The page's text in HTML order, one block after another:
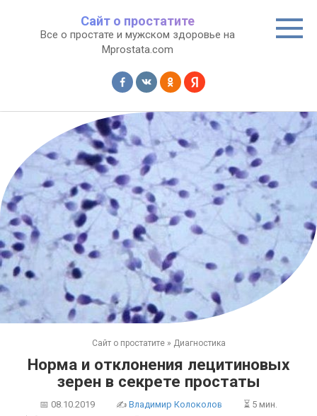
контенту
Сайт о простатите
Все о простате и мужском здоровье на
Mprostata.com
Сайт о простатите » Диагностика
Норма и отклонения лецитиновых
зерен в секрете простаты
📅 08.10.2019 ✍ Владимир Колоколов
⏳ 5 мин.